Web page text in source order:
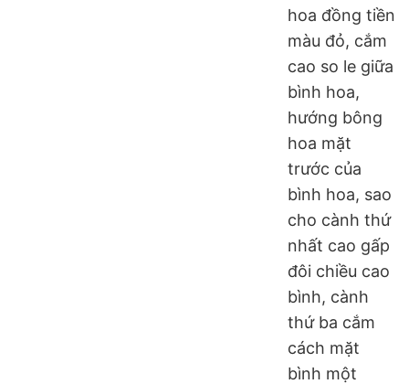
hoa đồng tiền
màu đỏ, cắm
cao so le giữa
bình hoa,
hướng bông
hoa mặt
trước của
bình hoa, sao
cho cành thứ
nhất cao gấp
đôi chiều cao
bình, cành
thứ ba cắm
cách mặt
bình một